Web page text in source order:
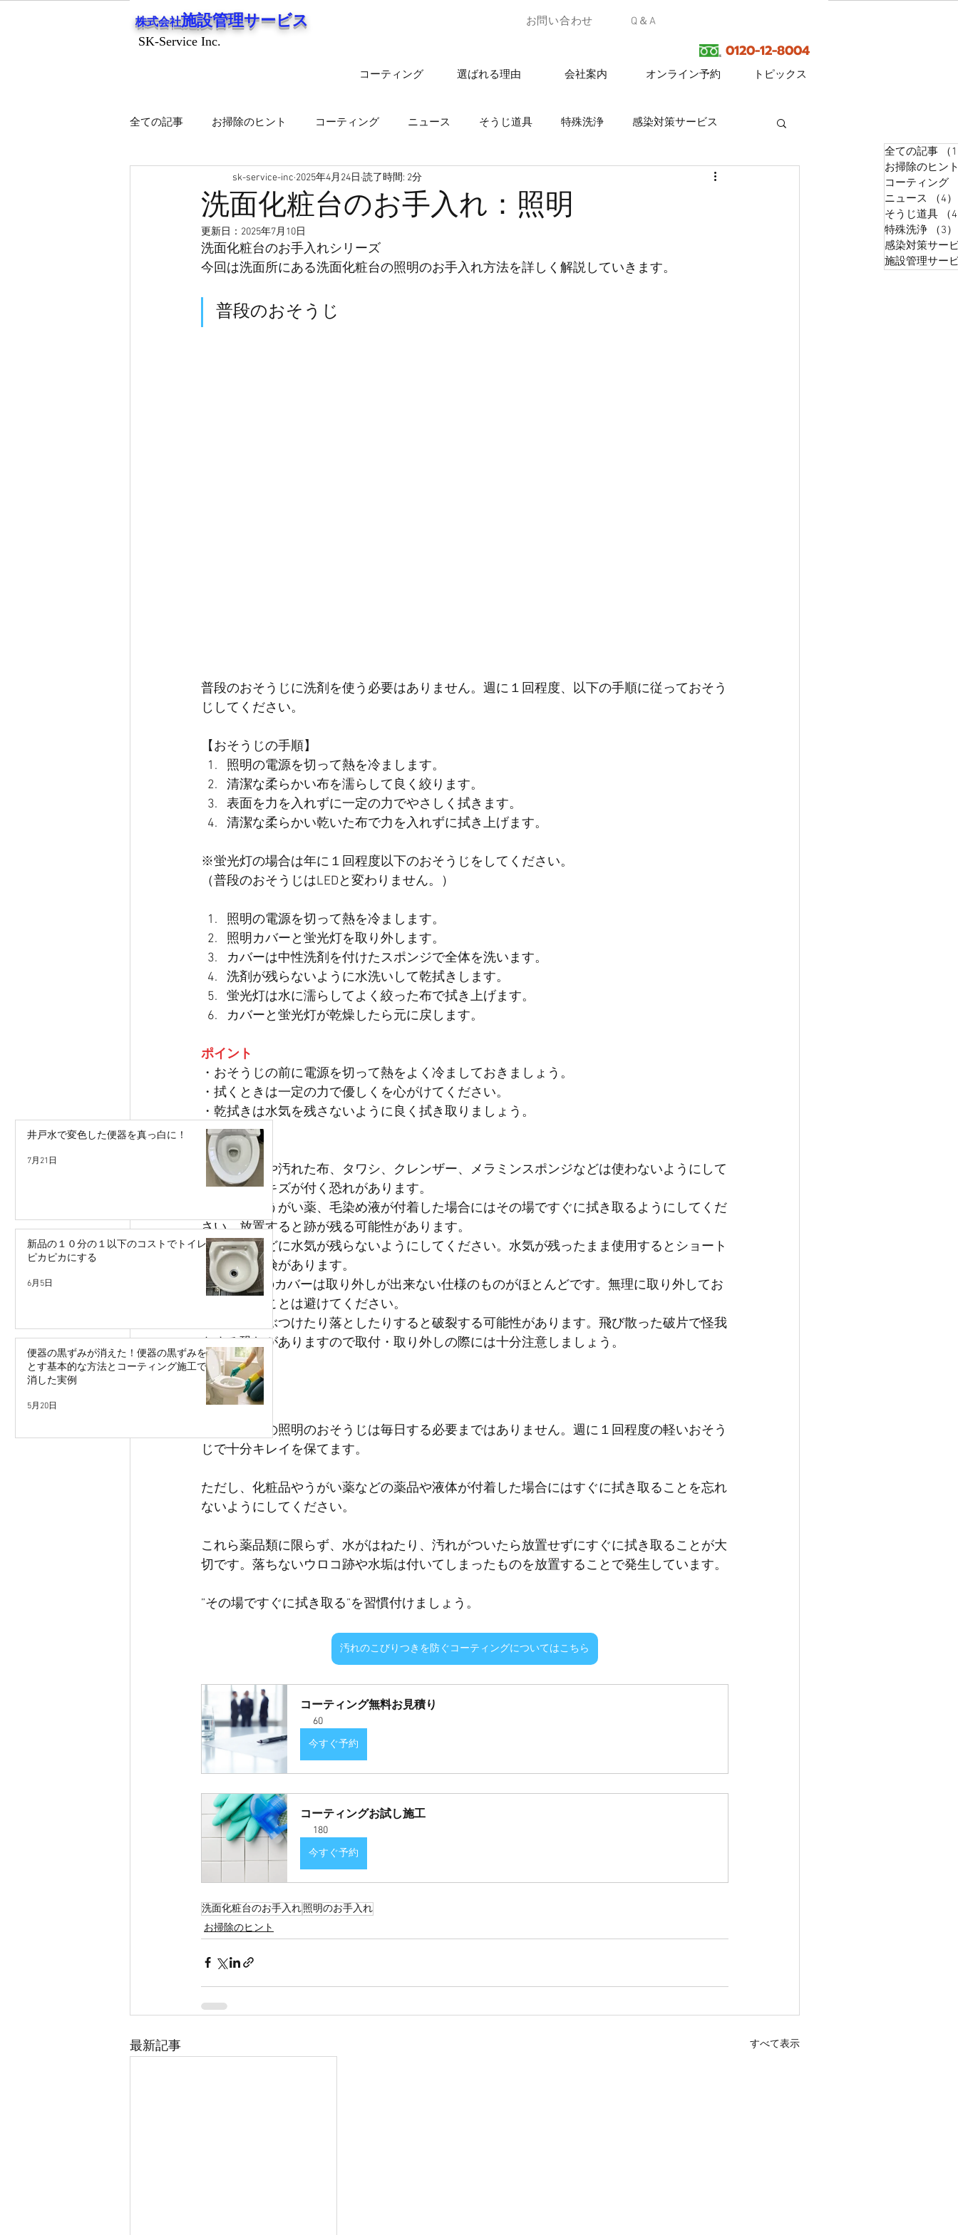
株式会社施設管理サービス
SK-Service Inc.
SK-Service Inc.
お問い合わせ Q＆A
0120-12-8004
コーティング 選ばれる理由 会社案内 オンライン予約 トピックス
井戸水で変色した便器を真っ白に！
7月21日
新品の１０分の１以下のコストでトイレを
ピカピカにする
6月5日
便器の黒ずみが消えた！便器の黒ずみを落
とす基本的な方法とコーティング施工で解
消した実例
5月20日
全ての記事 お掃除のヒント コーティング ニュース そうじ道具 特殊洗浄 感染対策サービス
施設管理サービス
洗面化粧台のお手入れ：照明
sk-service-inc 2025年4月24日 読了時間: 2分
更新日： 2025年7月10日
洗面化粧台のお手入れシリーズ
今回は洗面所にある洗面化粧台の照明のお手入れ方法を詳しく解説していきます。
普段のおそうじ
普段のおそうじに洗剤を使う必要はありません。週に１回程度、以下の手順に従っておそう
じしてください。
【おそうじの手順】
照明の電源を切って熱を冷まします。
清潔な柔らかい布を濡らして良く絞ります。
表面を力を入れずに一定の力でやさしく拭きます。
清潔な柔らかい乾いた布で力を入れずに拭き上げます。
※蛍光灯の場合は年に１回程度以下のおそうじをしてください。
（普段のおそうじはLEDと変わりません。）
照明の電源を切って熱を冷まします。
照明カバーと蛍光灯を取り外します。
カバーは中性洗剤を付けたスポンジで全体を洗います。
洗剤が残らないように水洗いして乾拭きします。
蛍光灯は水に濡らしてよく絞った布で拭き上げます。
カバーと蛍光灯が乾燥したら元に戻します。
ポイント
・おそうじの前に電源を切って熱をよく冷ましておきましょう。
・拭くときは一定の力で優しくを心がけてください。
・乾拭きは水気を残さないように良く拭き取りましょう。
ご注意
・かたい布や汚れた布、タワシ、クレンザー、メラミンスポンジなどは使わないようにして
ください。キズが付く恐れがあります。
・化粧品やうがい薬、毛染め液が付着した場合にはその場ですぐに拭き取るようにしてくだ
さい。放置すると跡が残る可能性があります。
・カバーなどに水気が残らないようにしてください。水気が残ったまま使用するとショート
や感電の危険があります。
・LED照明のカバーは取り外しが出来ない仕様のものがほとんどです。無理に取り外してお
そうじすることは避けてください。
・蛍光灯はぶつけたり落としたりすると破裂する可能性があります。飛び散った破片で怪我
をする恐れがありますので取付・取り外しの際には十分注意しましょう。
まとめ
洗面化粧台の照明のおそうじは毎日する必要まではありません。週に１回程度の軽いおそう
じで十分キレイを保てます。
ただし、化粧品やうがい薬などの薬品や液体が付着した場合にはすぐに拭き取ることを忘れ
ないようにしてください。
これら薬品類に限らず、水がはねたり、汚れがついたら放置せずにすぐに拭き取ることが大
切です。落ちないウロコ跡や水垢は付いてしまったものを放置することで発生しています。
”その場ですぐに拭き取る”を習慣付けましょう。
汚れのこびりつきを防ぐコーティングについてはこちら
コーティング無料お見積り
60
今すぐ予約
コーティングお試し施工
180
今すぐ予約
洗面化粧台のお手入れ照明のお手入れ
お掃除のヒント
最新記事 すべて表示
全ての記事
お掃除のヒン
コーティング
ニュース
（4）
そうじ道具
（
特殊洗浄
（3）
感染対策サー
施設管理サー